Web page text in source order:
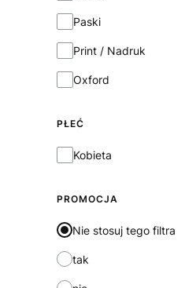
Paski
Print / Nadruk
Oxford
PŁEĆ
PłećKobieta
PROMOCJA
Nie stosuj tego filtra
tak